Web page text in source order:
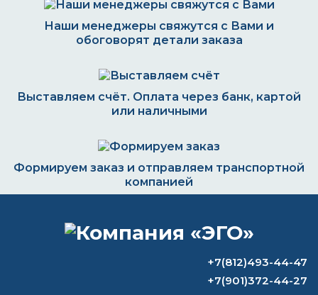
Наши менеджеры свяжутся с Вами и
обоговорят детали заказа
Выставляем счёт. Оплата через банк, картой
или наличными
Формируем заказ и отправляем транспортной
компанией
ВОПРОС-ОТВЕТ+7(812)493-44-47
+7(901)372-44-27